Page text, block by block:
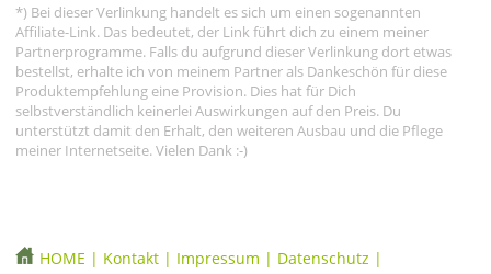
*) Bei dieser Verlinkung handelt es sich um einen sogenannten
Affiliate-Link. Das bedeutet, der Link führt dich zu einem meiner
Partnerprogramme. Falls du aufgrund dieser Verlinkung dort etwas
bestellst, erhalte ich von meinem Partner als Dankeschön für diese
Produktempfehlung eine Provision. Dies hat für Dich
selbstverständlich keinerlei Auswirkungen auf den Preis. Du
unterstützt damit den Erhalt, den weiteren Ausbau und die Pflege
meiner Internetseite. Vielen Dank :-)
HOME | Kontakt | Impressum | Datenschutz |